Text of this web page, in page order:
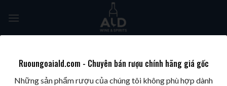
TRANG CHỦ RƯỢU PHA CHẾ / RƯỢU GIN
Ruoungoaiald.com - Chuyên bán rượu chính hãng giá gốc
Những sản phẩm rượu của chúng tôi không phù hợp dành